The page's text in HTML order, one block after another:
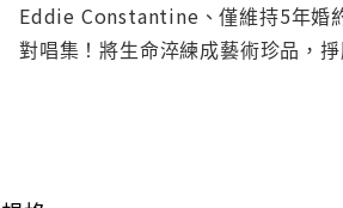
Eddie Constantine、僅維持5年婚
對唱集！將生命淬練成藝術珍品，